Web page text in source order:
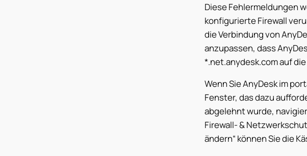
Diese Fehlermeldungen
konfigurierte Firewall
die Verbindung von
anzupassen, dass
*.net.anydesk.com auf
Wenn Sie AnyDesk im
Fenster, das dazu
abgelehnt wurde,
Firewall- &
ändern“ können Sie die